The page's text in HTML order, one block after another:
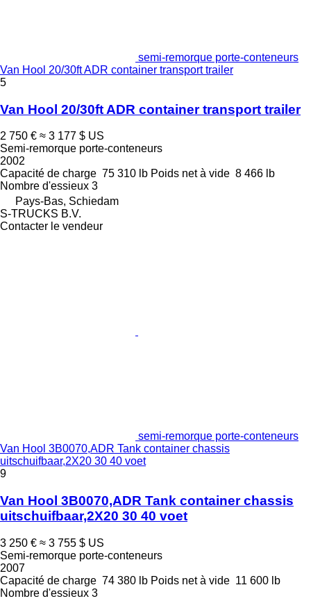
semi-remorque porte-conteneurs
Van Hool 20/30ft ADR container transport trailer
5
Van Hool 20/30ft ADR container transport trailer
2 750 € ≈ 3 177 $ US
Semi-remorque porte-conteneurs
2002
Capacité de charge 75 310 lb Poids net à vide 8 466 lb
Nombre d'essieux 3
Pays-Bas, Schiedam
S-TRUCKS B.V.
Contacter le vendeur
semi-remorque porte-conteneurs
Van Hool 3B0070,ADR Tank container chassis
uitschuifbaar,2X20 30 40 voet
9
Van Hool 3B0070,ADR Tank container chassis
uitschuifbaar,2X20 30 40 voet
3 250 € ≈ 3 755 $ US
Semi-remorque porte-conteneurs
2007
Capacité de charge 74 380 lb Poids net à vide 11 600 lb
Nombre d'essieux 3